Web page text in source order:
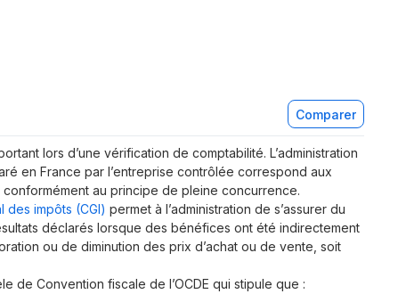
Comparer
lors d’une vérification de comptabilité. L’administration
en France par l’entreprise contrôlée correspond aux
au principe de pleine concurrence.
impôts (CGI) permet à l’administration de s’assurer du
déclarés lorsque des bénéfices ont été indirectement
ou de diminution des prix d’achat ou de vente, soit
de Convention fiscale de l’OCDE qui stipule que :